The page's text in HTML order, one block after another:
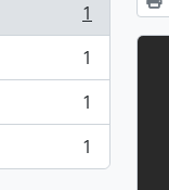
1
1
1
1